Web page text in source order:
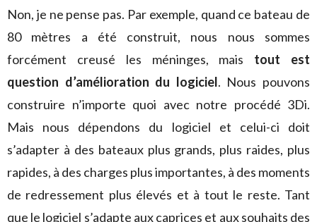
Non, je ne pense pas. Par exemple, quand ce bateau de
80 mètres a été construit, nous nous sommes
forcément creusé les méninges, mais tout est
question d’amélioration du logiciel. Nous pouvons
construire n’importe quoi avec notre procédé 3Di.
Mais nous dépendons du logiciel et celui-ci doit
s’adapter à des bateaux plus grands, plus raides, plus
rapides, à des charges plus importantes, à des moments
de redressement plus élevés et à tout le reste. Tant
que le logiciel s’adapte aux caprices et aux souhaits des